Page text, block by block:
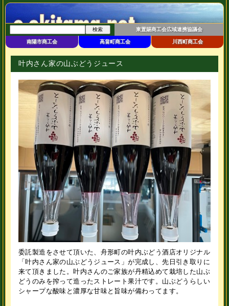
南陽市商工会 高畠町商工会 川西町商工会
東置賜商工会広域連携協議会
叶内さん家の山ぶどうジュース
委託製造をさせて頂いた、舟形町の叶内ぶどう酒店オリジナル
「叶内さん家の山ぶどうジュース」が完成し、先日引き取りに
来て頂きました。叶内さんのご家族が丹精込めて栽培した山ぶ
どうのみを搾って造ったストレート果汁です。山ぶどうらしい
シャープな酸味と濃厚な甘味と旨味が備わってます。